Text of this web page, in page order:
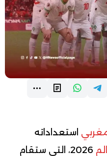
استعداداته
2026، التي ستقام